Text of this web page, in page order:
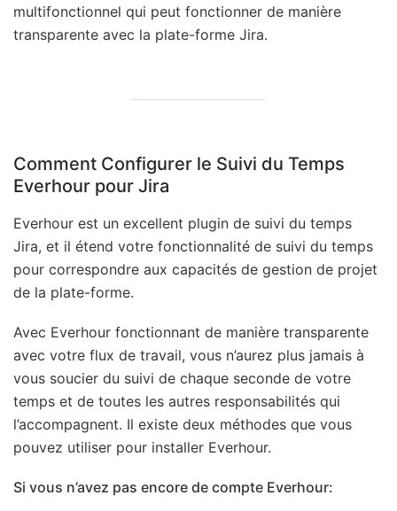
multifonctionnel qui peut fonctionner de manière
transparente avec la plate-forme Jira.
Comment Configurer le Suivi du Temps
Everhour pour Jira
Everhour est un excellent plugin de suivi du temps
Jira, et il étend votre fonctionnalité de suivi du temps
pour correspondre aux capacités de gestion de projet
de la plate-forme.
Avec Everhour fonctionnant de manière transparente
avec votre flux de travail, vous n’aurez plus jamais à
vous soucier du suivi de chaque seconde de votre
temps et de toutes les autres responsabilités qui
l’accompagnent. Il existe deux méthodes que vous
pouvez utiliser pour installer Everhour.
Si vous n’avez pas encore de compte Everhour: